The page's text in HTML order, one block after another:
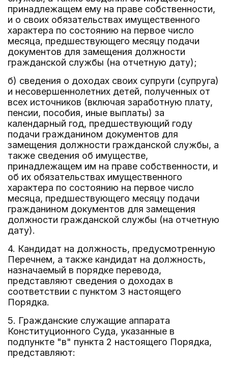
принадлежащем ему на праве собственности,
и о своих обязательствах имущественного
характера по состоянию на первое число
месяца, предшествующего месяцу подачи
документов для замещения должности
гражданской службы (на отчетную дату);
б) сведения о доходах своих супруги (супруга)
и несовершеннолетних детей, полученных от
всех источников (включая заработную плату,
пенсии, пособия, иные выплаты) за
календарный год, предшествующий году
подачи гражданином документов для
замещения должности гражданской службы, а
также сведения об имуществе,
принадлежащем им на праве собственности, и
об их обязательствах имущественного
характера по состоянию на первое число
месяца, предшествующего месяцу подачи
гражданином документов для замещения
должности гражданской службы (на отчетную
дату).
4. Кандидат на должность, предусмотренную
Перечнем, а также кандидат на должность,
назначаемый в порядке перевода,
представляют сведения о доходах в
соответствии с пунктом 3 настоящего
Порядка.
5. Гражданские служащие аппарата
Конституционного Суда, указанные в
подпункте "в" пункта 2 настоящего Порядка,
представляют: